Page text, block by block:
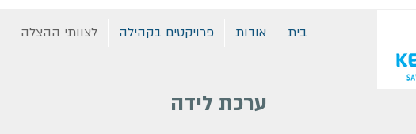
לצוותי ההצלה פרויקטים בקהילה אודות בית
ערכת לידה